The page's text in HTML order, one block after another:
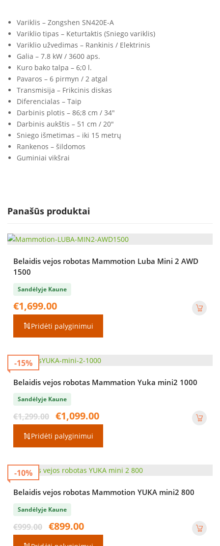
Variklis – Zongshen SN420E-A
Variklio tipas – Keturtaktis (Sniego variklis)
Variklio užvedimas – Rankinis / Elektrinis
Galia – 7.8 kW / 3600 aps.
Kuro bako talpa – 6;0 l.
Pavaros – 6 pirmyn / 2 atgal
Transmisija – Frikcinis diskas
Diferencialas – Taip
Darbinis plotis – 86;8 cm / 34″
Darbinis aukštis – 51 cm / 20″
Sniego išmetimas – iki 15 metrų
Rankenos – šildomos
Guminiai vikšrai
Panašūs produktai
Belaidis vejos robotas Mammotion Luba Mini 2 AWD
1500
Sandėlyje Kaune
€1,699.00
Pridėti palyginimui
-15%
Belaidis vejos robotas Mammation Yuka mini2 1000
Sandėlyje Kaune
€1,299.00
Original
price
was:
€1,299.00.
€1,099.00
Pridėti palyginimui
-10%
Belaidis vejos robotas Mammotion YUKA mini2 800
Sandėlyje Kaune
€999.00
Original
price
was:
€899.00